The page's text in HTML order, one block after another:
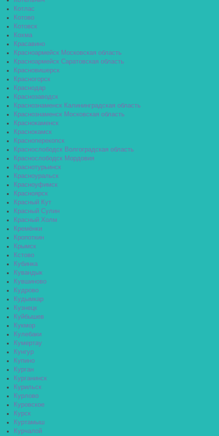
Котлас
Котово
Котовск
Кохма
Красавино
Красноармейск Московская область
Красноармейск Саратовская область
Красновишерск
Красногорск
Краснодар
Краснозаводск
Краснознаменск Калининградская область
Краснознаменск Московская область
Краснокаменск
Краснокамск
Красноперекопск
Краснослободск Волгоградская область
Краснослободск Мордовия
Краснотурьинск
Красноуральск
Красноуфимск
Красноярск
Красный Кут
Красный Сулин
Красный Холм
Кремёнки
Кропоткин
Крымск
Кстово
Кубинка
Кувандык
Кувшиново
Кудрово
Кудымкар
Кузнецк
Куйбышев
Кукмор
Кулебаки
Кумертау
Кунгур
Купино
Курган
Курганинск
Курильск
Курлово
Куровское
Курск
Куртамыш
Курчалой